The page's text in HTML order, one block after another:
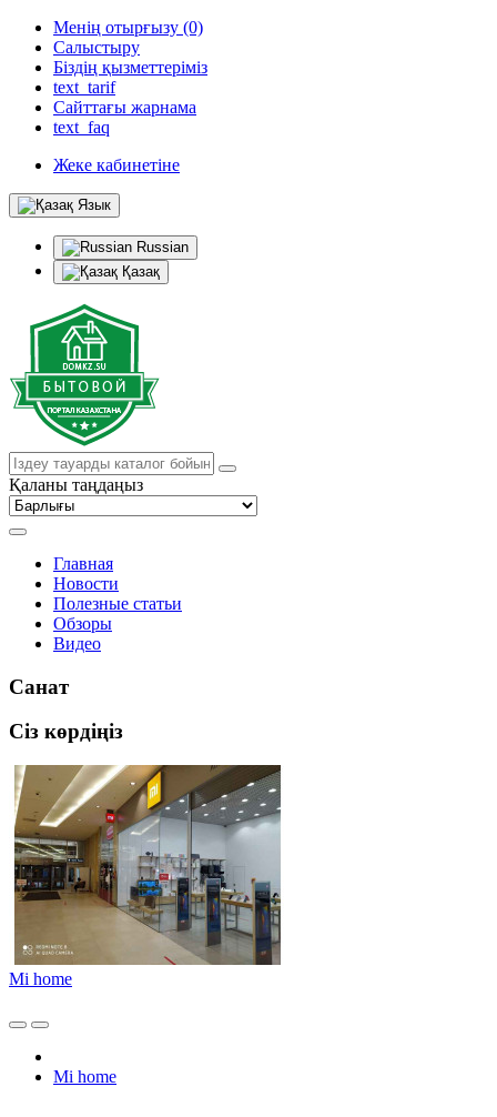
Менің отырғызу (0)
Салыстыру
Біздің қызметтеріміз
text_tarif
Сайттағы жарнама
text_faq
Жеке кабинетіне
Язык
Russian
Қазақ
Қаланы таңдаңыз
Главная
Новости
Полезные статьи
Обзоры
Видео
Санат
Сіз көрдіңіз
Mi home
Mi home